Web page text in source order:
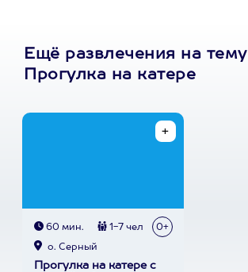
Ещё развлечения на тему
Прогулка на катере
60 мин. 1-7 чел 0+
о. Серный
Прогулка на катере с